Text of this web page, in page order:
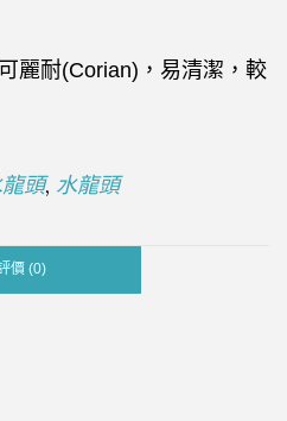
麗耐(Corian)，易清潔，較
頭, 水龍頭
價 (0)